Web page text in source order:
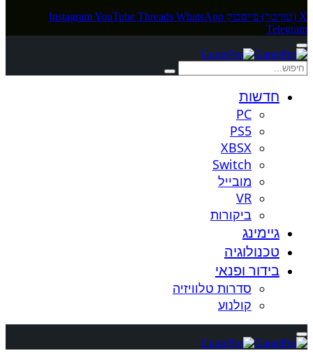
X (טוויטר) פייסבוק InstagramYouTube Threads WhatsApp
Telegram
חדשות
PC
PS5
XBSX
Switch
מובייל
VR
ביקורות
גיימינג
טכנולוגיה
בידור ופנאי
סדרות טלוויזיה
קולנוע